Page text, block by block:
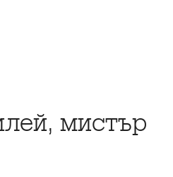
мистър